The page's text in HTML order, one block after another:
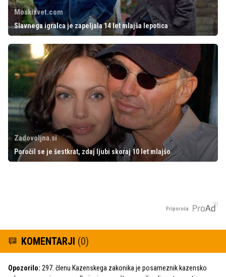
Moskisvet.com
Slavnega igralca je zapeljala 14 let mlajša lepotica
Zadovoljna.si
Poročil se je šestkrat, zdaj ljubi skoraj 10 let mlajšo
Priporoča
KOMENTARJI (0)
Opozorilo: 297. členu Kazenskega zakonika je posameznik kazensko